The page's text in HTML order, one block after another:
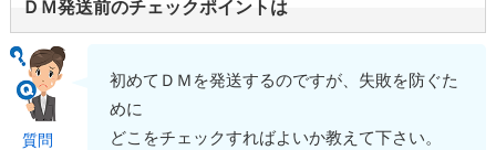
ＤＭ発送前のチェックポイントは
質問
初めてＤＭを発送するのですが、失敗を防ぐた
めに
どこをチェックすればよいか教えて下さい。